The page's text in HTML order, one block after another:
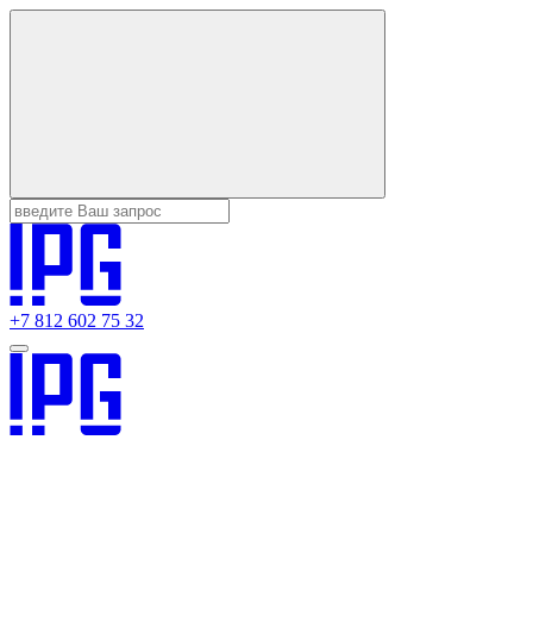
+7 812 602 75 32